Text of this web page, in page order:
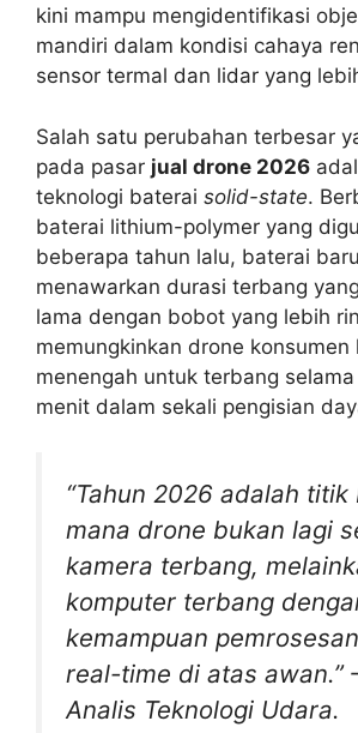
kini mampu mengidentifikasi
mandiri dalam kondisi cahaya
sensor termal dan lidar yang
Salah satu perubahan terbesar
pada pasar jual drone 2026
teknologi baterai solid-state.
baterai lithium-polymer yang
beberapa tahun lalu, baterai
menawarkan durasi terbang
lama dengan bobot yang lebih
memungkinkan drone konsumen
menengah untuk terbang
menit dalam sekali pengisian
“Tahun 2026 adalah
mana drone bukan lagi
kamera terbang,
komputer terbang
kemampuan
real-time di atas awan.”
Analis Teknologi Udara.